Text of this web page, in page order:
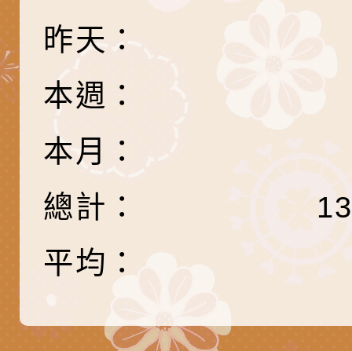
情緒管理訓練-獨輪
施計畫」
「生命教育議題深化
議題論壇與生命塔羅
檢送LED跑馬燈文字
託播影片
有關教育部特殊教育
團學前及國中小身障
理「普特協作—課程
知能工作坊」
有關國立臺中教育大
「115年適應運動經
題交流工作坊」活動
轉知教育部國教署生
業發展中心（國立羅
學）辦理「115年度
題融入教學－國民中
檢送桃園市政府LED
字稿及LCD託播圖片
檢送桃園市政府LED
字稿及LCD託播影（
國家發展委員會檔案
動
「小桃家4月課程資
西門國小114學年度
昨天：
本週：
本月：
總計：
平均：